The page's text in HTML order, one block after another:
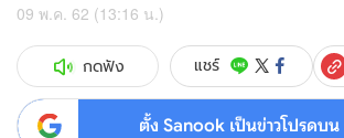
09 พ.ค. 62 (13:16 น.)
กดฟัง แชร์
ตั้ง Sanook เป็นข่าวโปรดบ